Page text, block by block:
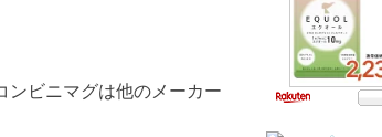
ンビニマグは他のメーカー